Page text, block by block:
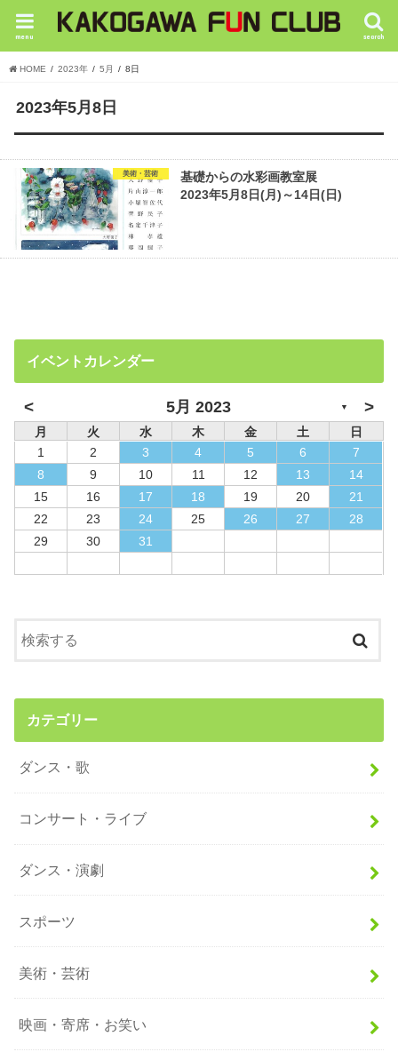
search
menu
HOME 2023年 5月 8日
2023年5月8日
美術・芸術
基礎からの水彩画教室展
2023年5月8日(月)～14日(日)
イベントカレンダー
< 5月 2023 ▼ >
月 火 水 木 金 土
日
1
2 3 4 5 6
7
8
9 10 11 12 13
14
15
16 17 18 19 20
21
22
23 24 25 26 27
28
29
30 31
カテゴリー
ダンス・歌
コンサート・ライブ
ダンス・演劇
スポーツ
美術・芸術
映画・寄席・お笑い